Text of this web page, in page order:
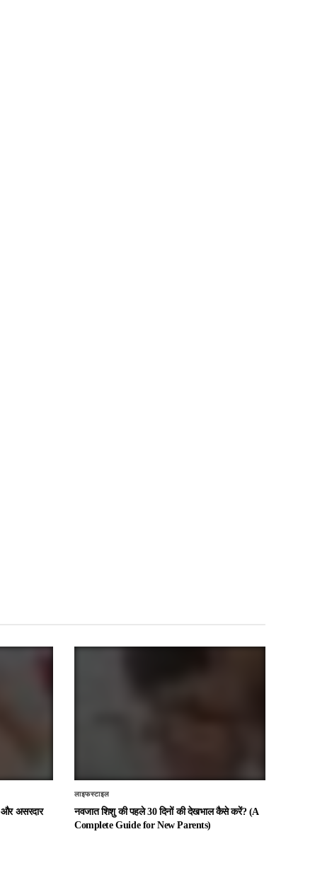
असरदार
लाइफस्टाइल
नवजात शिशु की पहले 30 दिनों की देखभाल कैसे करें? (A
Complete Guide for New Parents)